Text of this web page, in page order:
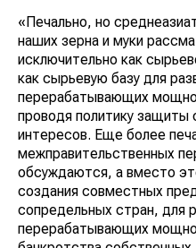
«Печально, но
наших зерна и муки
исключительно как
как сырьевую базу для
перерабатывающих
проводя политику защиты
интересов. Еще более
межправительственных
обсуждаются, а вместо
создания совместных
сопредельных стран, для
перерабатывающих